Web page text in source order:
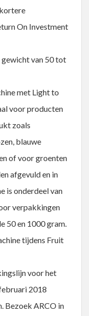
On Investment
van 50 tot
met Light to
voor producten
zoals
blauwe
of voor groenten
afgevuld en in
is onderdeel van
verpakkingen
50 en 1000 gram.
tijdens Fruit
voor het
2018
Bezoek ARCO in